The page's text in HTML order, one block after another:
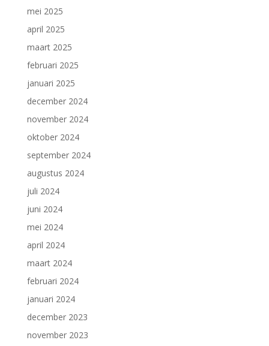
mei 2025
april 2025
maart 2025
februari 2025
januari 2025
december 2024
november 2024
oktober 2024
september 2024
augustus 2024
juli 2024
juni 2024
mei 2024
april 2024
maart 2024
februari 2024
januari 2024
december 2023
november 2023